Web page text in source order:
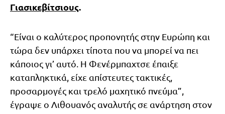
Γιασικεβίτσιους.
“Είναι ο καλύτερος προπονητής στην Ευρώπη και
τώρα δεν υπάρχει τίποτα που να μπορεί να πει
κάποιος γι’ αυτό. Η Φενέρμπαχτσε έπαιξε
καταπληκτικά, είχε απίστευτες τακτικές,
προσαρμογές και τρελό μαχητικό πνεύμα”,
έγραψε ο Λιθουανός αναλυτής σε ανάρτηση στον